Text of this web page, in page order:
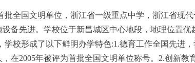
批全国文明单位，浙江省一级重点中学，浙江省现
备先进。学校位于新昌城区中心地段，地理位置优
学校形成了以下鲜明办学特色:1.德育工作全国先进
在2005年被评为首批全国文明单位称号。2.创新